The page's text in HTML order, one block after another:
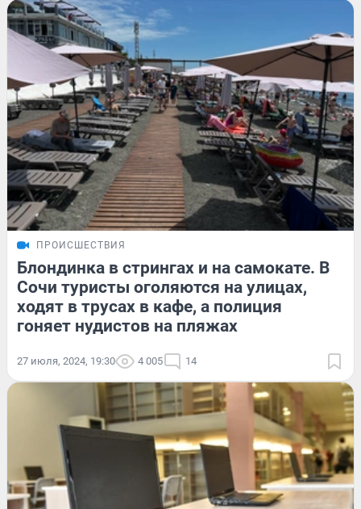
ПРОИСШЕСТВИЯ
Блондинка в стрингах и на самокате. В
Сочи туристы оголяются на улицах,
ходят в трусах в кафе, а полиция
гоняет нудистов на пляжах
27 июля, 2024, 19:30 4 005 14